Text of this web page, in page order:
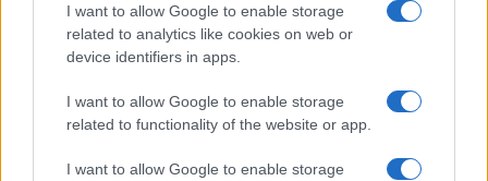
I want to allow Google to enable storage
related to analytics like cookies on web or
device identifiers in apps.
I want to allow Google to enable storage
related to functionality of the website or app.
I want to allow Google to enable storage
Ρωσία: Οι Έλληνες του Γκελεντζίκ τίμησαν τα 190
χρόνια της Καμπαρντίνκα